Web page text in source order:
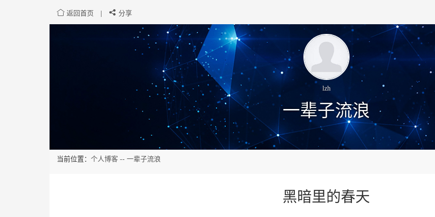
返回首页 分享
lzh
一辈子流浪
当前位置： 个人博客 -- 一辈子流浪
黑暗里的春天